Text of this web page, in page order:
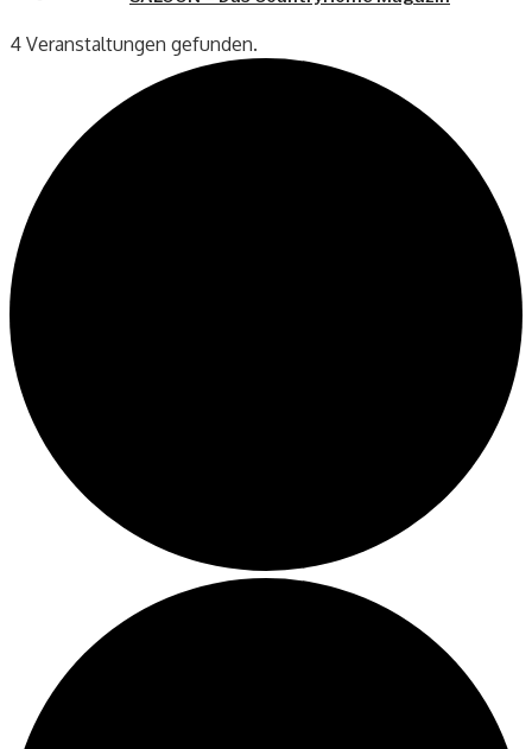
4 Veranstaltungen gefunden.